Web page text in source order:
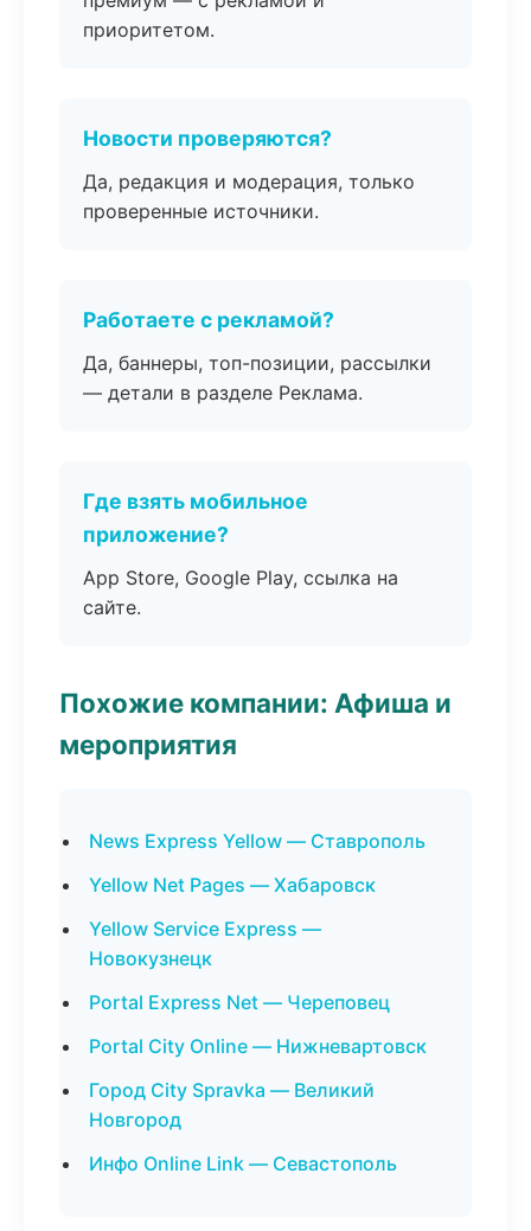
приоритетом.
Новости проверяются?
Да, редакция и модерация, только
проверенные источники.
Работаете с рекламой?
Да, баннеры, топ-позиции, рассылки
— детали в разделе Реклама.
Где взять мобильное
приложение?
App Store, Google Play, ссылка на
сайте.
Похожие компании: Афиша и
мероприятия
News Express Yellow — Ставрополь
Yellow Net Pages — Хабаровск
Yellow Service Express —
Новокузнецк
Portal Express Net — Череповец
Portal City Online — Нижневартовск
Город City Spravka — Великий
Новгород
Инфо Online Link — Севастополь